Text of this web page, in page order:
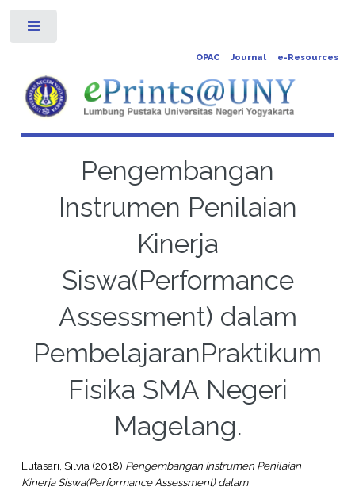
OPAC Journal e-Resources
Pengembangan
Instrumen Penilaian
Kinerja
Siswa(Performance
Assessment) dalam
PembelajaranPraktikum
Fisika SMA Negeri
Magelang.
Lutasari, Silvia(2018) Pengembangan Instrumen Penilaian
Kinerja Siswa(Performance Assessment) dalam